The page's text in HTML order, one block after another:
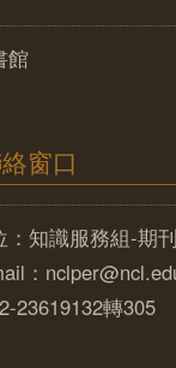
館
窗口
：知識服務組-期刊
：
23619132轉305